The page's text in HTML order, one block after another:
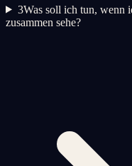
3Was soll ich tun, wenn
zusammen sehe?